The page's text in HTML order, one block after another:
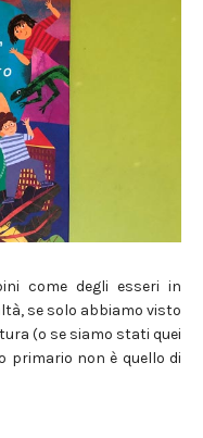
come degli esseri in
se solo abbiamo visto
(o se siamo stati quei
primario non è quello di